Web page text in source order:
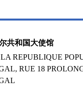
共和国大使馆
REPUBLIQUE
RUE 18